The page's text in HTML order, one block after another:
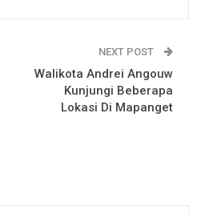
NEXT POST
Walikota Andrei Angouw
Kunjungi Beberapa
Lokasi Di Mapanget